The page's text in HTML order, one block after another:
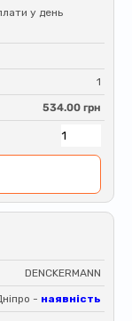
у день
1
534.00 грн
DENCKERMANN
- наявність